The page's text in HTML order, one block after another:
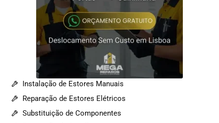
Instalação de Estores Manuais
Reparação de Estores Elétricos
Substituição de Componentes